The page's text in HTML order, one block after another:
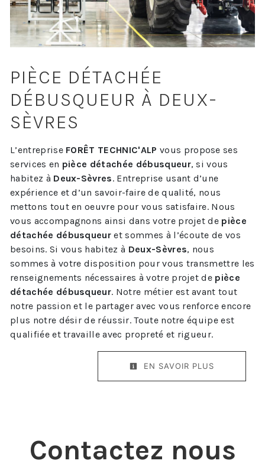
PIÈCE DÉTACHÉE
DÉBUSQUEUR À DEUX-
SÈVRES
L’entreprise FORÊT TECHNIC'ALP vous propose ses
services en pièce détachée débusqueur, si vous
habitez à Deux-Sèvres. Entreprise usant d’une
expérience et d’un savoir-faire de qualité, nous
mettons tout en oeuvre pour vous satisfaire. Nous
vous accompagnons ainsi dans votre projet de pièce
détachée débusqueur et sommes à l’écoute de vos
besoins. Si vous habitez à Deux-Sèvres, nous
sommes à votre disposition pour vous transmettre les
renseignements nécessaires à votre projet de pièce
détachée débusqueur. Notre métier est avant tout
notre passion et le partager avec vous renforce encore
plus notre désir de réussir. Toute notre équipe est
qualifiée et travaille avec propreté et rigueur.
EN SAVOIR PLUS
Contactez nous